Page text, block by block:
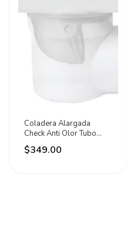
Coladera Alargada
Check Anti Olor Tubo
2puLG Fleximatic
$349.00